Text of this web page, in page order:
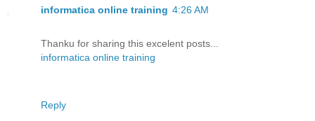
informatica online training 4:26 AM
Thanku for sharing this excelent posts...
informatica online training
Reply